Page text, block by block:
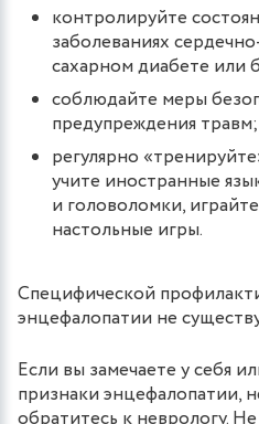
контролируйте
заболеваниях
сахарном диабете или
соблюдайте меры
предупреждения травм;
регулярно
учите иностранные
и головоломки,
настольные игры.
Специфической
энцефалопатии не
Если вы замечаете у себя
признаки энцефалопатии,